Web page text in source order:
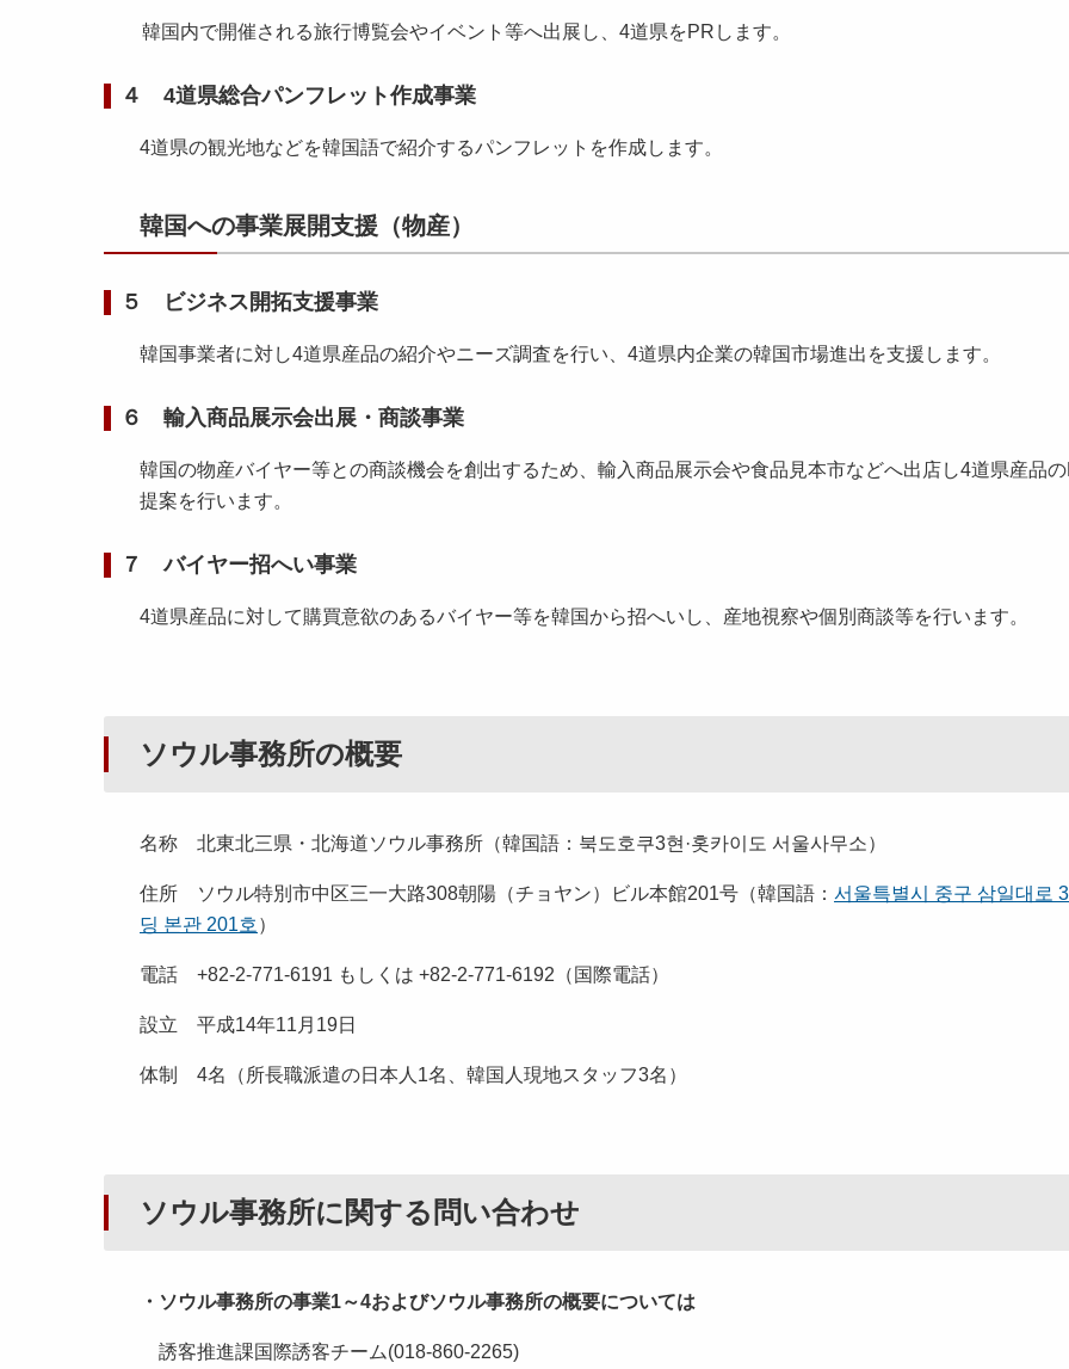
韓国内で開催される旅行博覧会やイベント等へ出展し、4道県をPRします。
４ 4道県総合パンフレット作成事業
4道県の観光地などを韓国語で紹介するパンフレットを作成します。
韓国への事業展開支援（物産）
５ ビジネス開拓支援事業
韓国事業者に対し4道県産品の紹介やニーズ調査を行い、4道県内企業の韓国市場進出を支援します。
６ 輸入商品展示会出展・商談事業
韓国の物産バイヤー等との商談機会を創出するため、輸入商品展示会や食品見本市などへ出店し4道県産品
提案を行います。
７ バイヤー招へい事業
4道県産品に対して購買意欲のあるバイヤー等を韓国から招へいし、産地視察や個別商談等を行います。
ソウル事務所の概要
名称 北東北三県・北海道ソウル事務所（韓国語：북도호쿠3현·홋카이도 서울사무소）
住所 ソウル特別市中区三一大路308朝陽（チョヤン）ビル本館201号（韓国語： 서울특별시 중구 삼일대로
딩 본관 201호 ）
電話 +82-2-771-6191 もしくは +82-2-771-6192（国際電話）
設立 平成14年11月19日
体制 4名（所長職派遣の日本人1名、韓国人現地スタッフ3名）
ソウル事務所に関する問い合わせ
・ソウル事務所の事業1～4およびソウル事務所の概要については
誘客推進課国際誘客チーム(018-860-2265)